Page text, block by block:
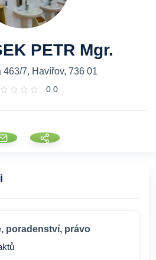
PETR Mgr.
463/7, Havířov, 736 01
0.0
poradenství, právo